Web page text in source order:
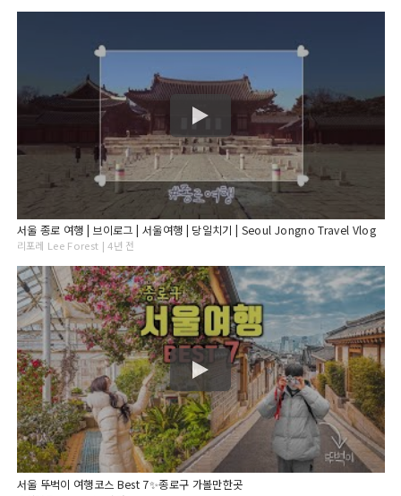
서울 종로 여행 | 브이로그 | 서울여행 | 당일치기 | Seoul Jongno Travel Vlog
리포레 Lee Forest | 4년 전
서울 뚜벅이 여행코스 Best 7✨종로구 가볼만한곳